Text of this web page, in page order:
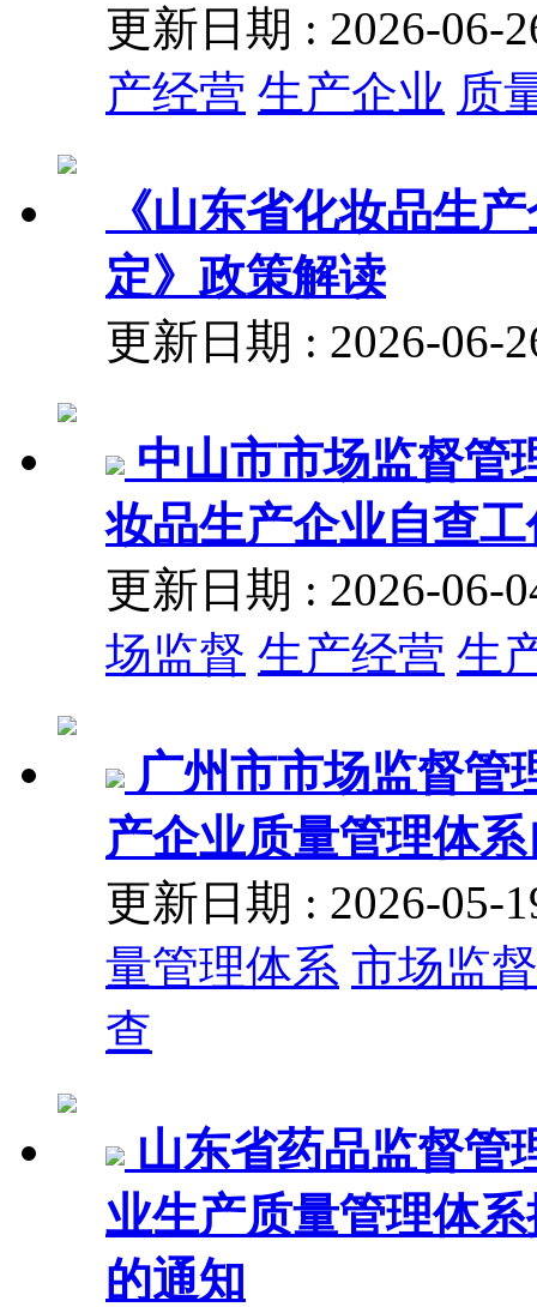
更新日期 : 2026-06-
产经营 生产企业 质
《山东省化妆品生
定》政策解读
更新日期 : 2026-06-
中山市市场监督管
妆品生产企业自查
更新日期 : 2026-06-
场监督 生产经营 生
广州市市场监督管
产企业质量管理体
更新日期 : 2026-05-
量管理体系 市场监督
查
山东省药品监督管
业生产质量管理体
的通知